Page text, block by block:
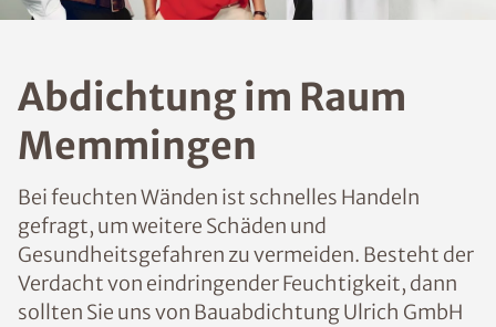
Abdichtung im Raum
Memmingen
Bei feuchten Wänden ist schnelles Handeln
gefragt, um weitere Schäden und
Gesundheitsgefahren zu vermeiden. Besteht der
Verdacht von eindringender Feuchtigkeit, dann
sollten Sie uns von Bauabdichtung Ulrich GmbH